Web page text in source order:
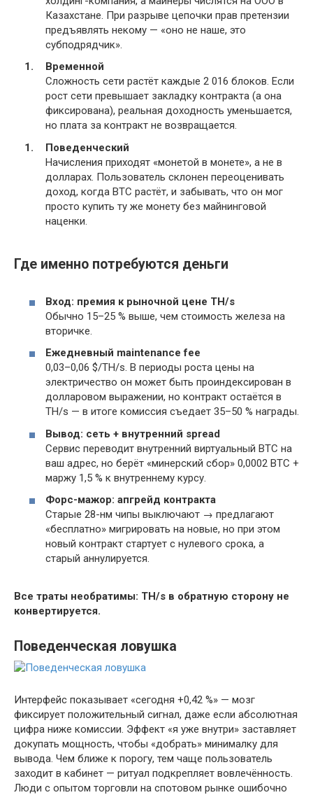
Казахстане. При разрыве цепочки прав претензии
предъявлять некому — «оно не наше, это
субподрядчик».
Временной
Сложность сети растёт каждые 2 016 блоков. Если
рост сети превышает закладку контракта (а она
фиксирована), реальная доходность уменьшается,
но плата за контракт не возвращается.
Поведенческий
Начисления приходят «монетой в монете», а не в
долларах. Пользователь склонен переоценивать
доход, когда BTC растёт, и забывать, что он мог
просто купить ту же монету без майнинговой
наценки.
Где именно потребуются деньги
Вход: премия к рыночной цене TH/s
Обычно 15–25 % выше, чем стоимость железа на
вторичке.
Ежедневный maintenance fee
0,03–0,06 $/TH/s. В периоды роста цены на
электричество он может быть проиндексирован в
долларовом выражении, но контракт остаётся в
TH/s — в итоге комиссия съедает 35–50 % награды.
Вывод: сеть + внутренний spread
Сервис переводит внутренний виртуальный BTC на
ваш адрес, но берёт «минерский сбор» 0,0002 BTC +
маржу 1,5 % к внутреннему курсу.
Форс-мажор: апгрейд контракта
Старые 28-нм чипы выключают → предлагают
«бесплатно» мигрировать на новые, но при этом
новый контракт стартует с нулевого срока, а
старый аннулируется.
Все траты необратимы: TH/s в обратную сторону не
конвертируется.
Поведенческая ловушка
Интерфейс показывает «сегодня +0,42 %» — мозг
фиксирует положительный сигнал, даже если абсолютная
цифра ниже комиссии. Эффект «я уже внутри» заставляет
докупать мощность, чтобы «добрать» минималку для
вывода. Чем ближе к порогу, тем чаще пользователь
заходит в кабинет — ритуал подкрепляет вовлечённость.
Люди с опытом торговли на спотовом рынке ошибочно